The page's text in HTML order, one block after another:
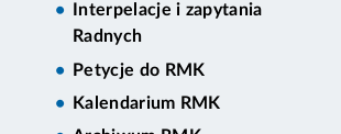
Interpelacje i zapytania
Radnych
Petycje do RMK
Kalendarium RMK